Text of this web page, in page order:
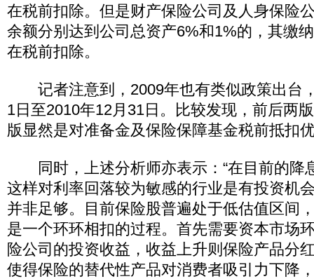
在税前扣除。但是财产保险公司及人身保险
余额分别达到公司总资产6%和1%的，其缴
在税前扣除。
记者注意到，2009年也有类似政策出台
1日至2010年12月31日。比较发现，前后两
版显然是对准备金及保险保障基金税前抵扣
同时，上述分析师亦表示：“在目前的降
这样对利率回落较为敏感的行业是有投资机
并非足够。目前保险股普遍处于低估值区间
是一个环环相扣的过程。首先需要资本市场
险公司的投资收益，收益上升则保险产品分
使得保险的替代性产品对消费者吸引力下降